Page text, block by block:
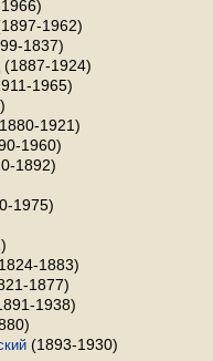
1962)
1837)
(1887-1924)
1965)
1921)
1960)
1892)
1975)
1883)
1877)
1938)
(1893-1930)